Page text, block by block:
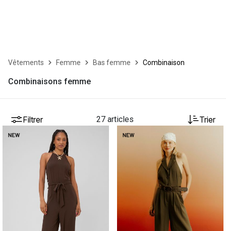
Vêtements Femme Bas femme Combinaison
Combinaisons femme
Filtrer 27 articles Trier